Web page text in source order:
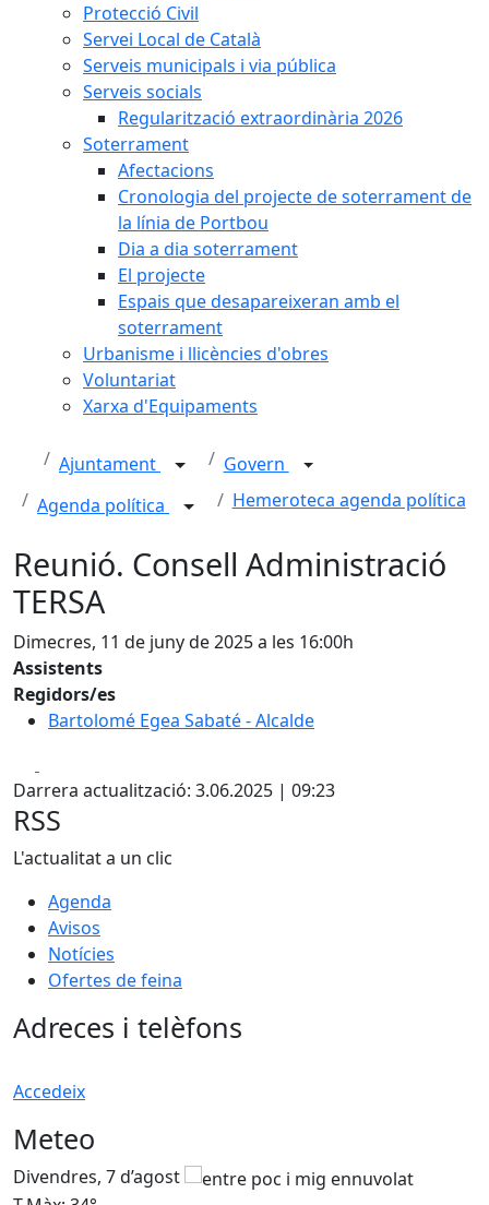
Protecció Civil
Servei Local de Català
Serveis municipals i via pública
Serveis socials
Regularització extraordinària 2026
Soterrament
Afectacions
Cronologia del projecte de soterrament de
la línia de Portbou
Dia a dia soterrament
El projecte
Espais que desapareixeran amb el
soterrament
Urbanisme i llicències d'obres
Voluntariat
Xarxa d'Equipaments
Ajuntament
Govern
Agenda política
Hemeroteca agenda política
Reunió. Consell Administració
TERSA
Dimecres, 11 de juny de 2025 a les 16:00h
Assistents
Regidors/es
Bartolomé Egea Sabaté - Alcalde
Darrera actualització: 3.06.2025 | 09:23
RSS
L'actualitat a un clic
Agenda
Avisos
Notícies
Ofertes de feina
Adreces i telèfons
Accedeix
Meteo
Divendres, 7 d’agost